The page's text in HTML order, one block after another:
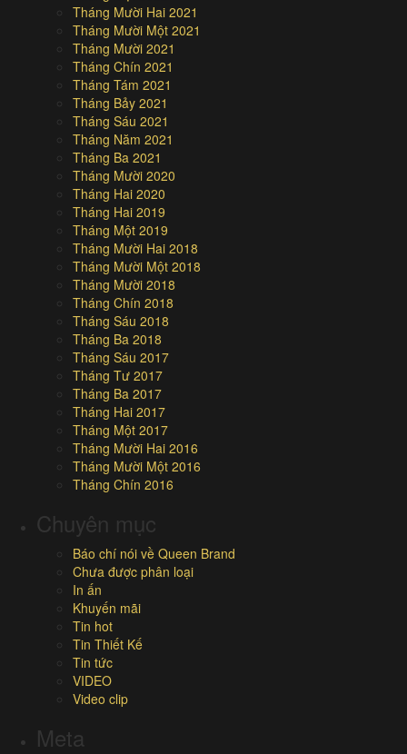
Tháng Mười Hai 2021
Tháng Mười Một 2021
Tháng Mười 2021
Tháng Chín 2021
Tháng Tám 2021
Tháng Bảy 2021
Tháng Sáu 2021
Tháng Năm 2021
Tháng Ba 2021
Tháng Mười 2020
Tháng Hai 2020
Tháng Hai 2019
Tháng Một 2019
Tháng Mười Hai 2018
Tháng Mười Một 2018
Tháng Mười 2018
Tháng Chín 2018
Tháng Sáu 2018
Tháng Ba 2018
Tháng Sáu 2017
Tháng Tư 2017
Tháng Ba 2017
Tháng Hai 2017
Tháng Một 2017
Tháng Mười Hai 2016
Tháng Mười Một 2016
Tháng Chín 2016
Chuyên mục
Báo chí nói về Queen Brand
Chưa được phân loại
In ấn
Khuyến mãi
Tin hot
Tin Thiết Kế
Tin tức
VIDEO
Video clip
Meta